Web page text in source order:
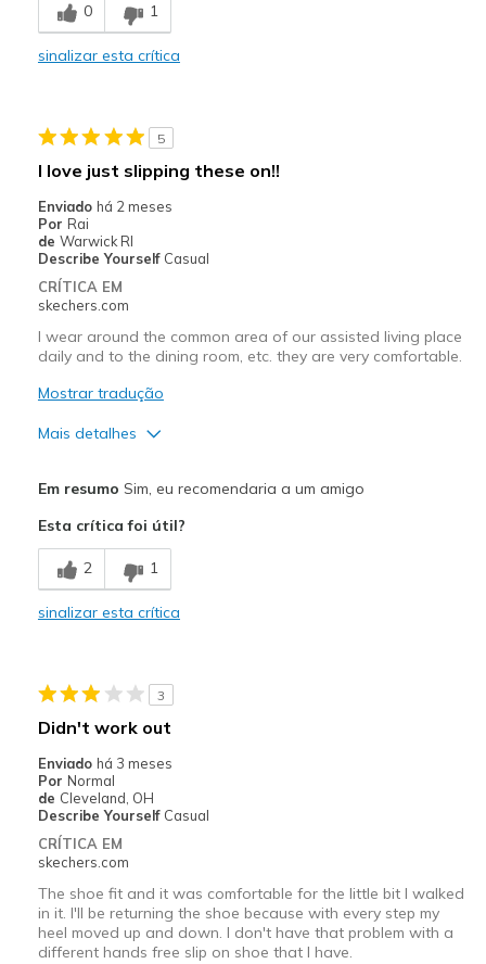
Comfortable
Melhores utilizações
Travel
Width
Sizing
View On Shoes
Shoes are for Wearing
0 1
sinalizar esta crítica
5
I love just slipping these on!!
Enviado há 2 meses
Por Rai
de Warwick RI
Describe Yourself Casual
CRÍTICA EM
skechers.com
I wear around the common area of our assisted living place
daily and to the dining room, etc. they are very comfortable.
Mostrar tradução
Mais detalhes
Comfortable
Durable
View On Shoes
Em resumo Sim, eu recomendaria a um amigo
Esta crítica foi útil?
2 1
sinalizar esta crítica
3
Didn't work out
Enviado há 3 meses
Por Normal
de Cleveland, OH
Describe Yourself Casual
CRÍTICA EM
skechers.com
The shoe fit and it was comfortable for the little bit I walked
in it. I'll be returning the shoe because with every step my
heel moved up and down. I don't have that problem with a
different hands free slip on shoe that I have.